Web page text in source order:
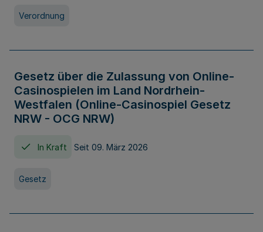
Verordnung
Gesetz über die Zulassung von Online-
Casinospielen im Land Nordrhein-
Westfalen (Online-Casinospiel Gesetz
NRW - OCG NRW)
In Kraft Seit 09. März 2026
Gesetz